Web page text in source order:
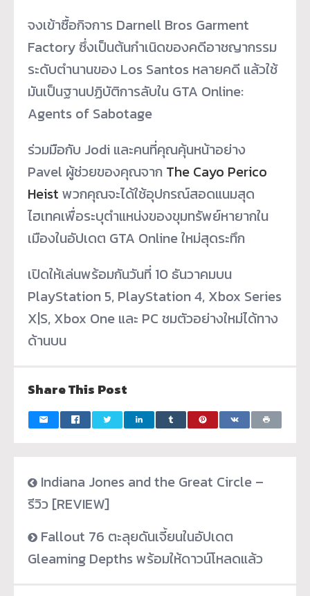
จงเข้าซื้อกิจการ Darnell Bros Garment
Factory ซึ่งเป็นต้นกำเนิดของคดีอาชญากรรม
ระดับตำนานของ Los Santos หลายคดี แล้วใช้
มันเป็นฐานปฏิบัติการลับใน GTA Online:
Agents of Sabotage
ร่วมมือกับ Jodi และคนที่คุณคุ้นหน้าอย่าง
Pavel ผู้ช่วยของคุณจาก The Cayo Perico
Heist พวกคุณจะได้ใช้อุปกรณ์สอดแนมสุด
ไฮเทคเพื่อระบุตำแหน่งของขุมทรัพย์หายากใน
เมืองในอัปเดต GTA Online ใหม่สุดระทึก
เปิดให้เล่นพร้อมกันวันที่ 10 ธันวาคมบน
PlayStation 5, PlayStation 4, Xbox Series
X|S, Xbox One และ PC ชมตัวอย่างใหม่ได้ทาง
ด้านบน
Share This Post
Indiana Jones and the Great Circle –
รีวิว [REVIEW]
Fallout 76 ตะลุยดันเจี้ยนในอัปเดต
Gleaming Depths พร้อมให้ดาวน์โหลดแล้ว